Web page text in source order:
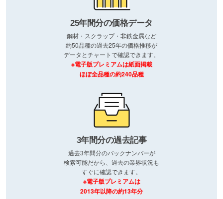
25年間分の価格データ
鋼材・スクラップ・非鉄金属など
約50品種の過去25年の価格推移が
データとチャートで確認できます。
※電子版プレミアムは紙面掲載
ほぼ全品種の約240品種
3年間分の過去記事
過去3年間分のバックナンバーが
検索可能だから、過去の業界状況も
すぐに確認できます。
※電子版プレミアムは
2013年以降の約13年分